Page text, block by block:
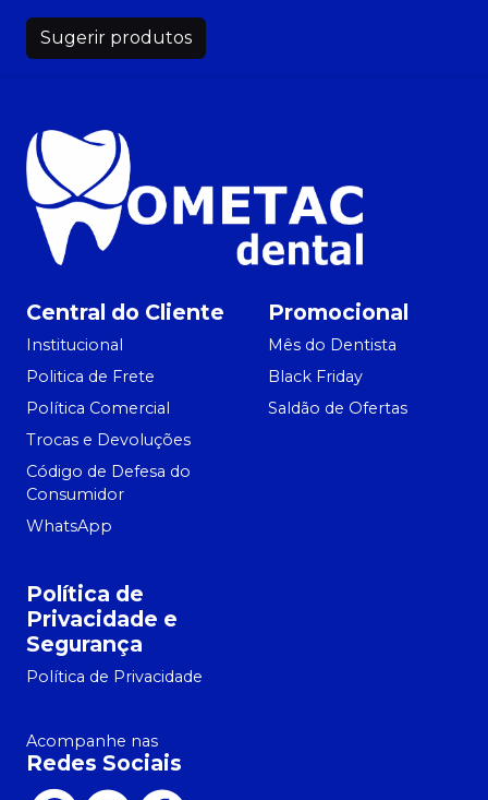
Sugerir produtos
Central do Cliente
Institucional
Politica de Frete
Política Comercial
Trocas e Devoluções
Código de Defesa do
Consumidor
WhatsApp
Promocional
Mês do Dentista
Black Friday
Saldão de Ofertas
Política de
Privacidade e
Segurança
Política de Privacidade
Acompanhe nas
Redes Sociais